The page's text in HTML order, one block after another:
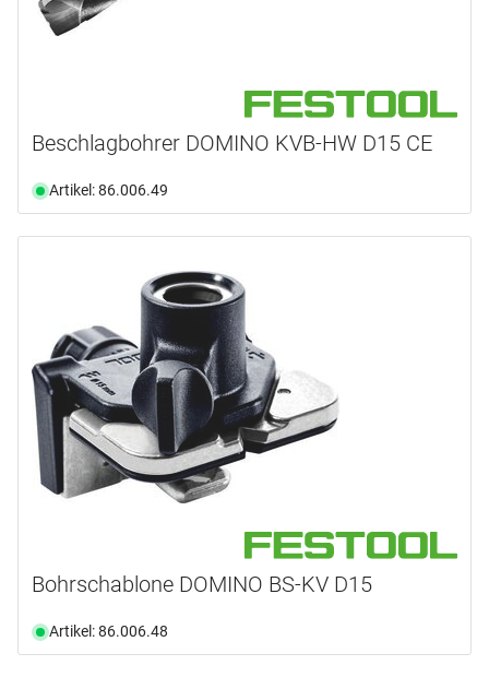
Beschlagbohrer DOMINO KVB-HW D15 CE
Artikel: 86.006.49
Bohrschablone DOMINO BS-KV D15
Artikel: 86.006.48